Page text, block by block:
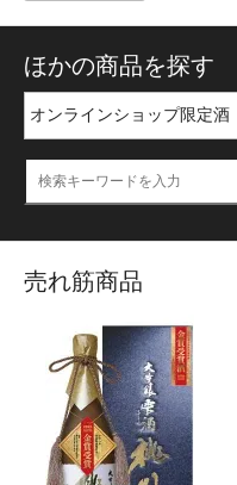
ほかの商品を探す
売れ筋商品